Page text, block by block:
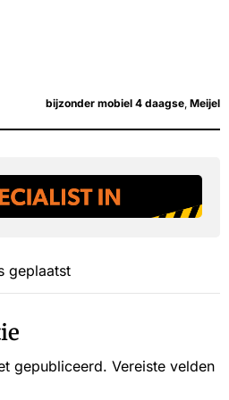
bijzonder mobiel 4 daagse, Meijel
geplaatst
gepubliceerd. Vereiste velden